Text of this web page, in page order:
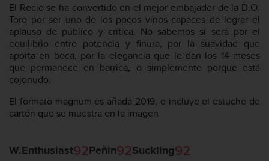
El Recio se ha convertido en el mejor embajador de la D.O.
Toro por ser uno de los pocos vinos capaces de lograr el
aplauso de público y crítica. No sabemos si será por el
equilibrio entre potencia y finura, por la suavidad que
aporta en boca, por la elegancia que le dan los 14 meses
que permanece en barrica, o simplemente porque está
cojonudo.
El formato magnum es añada 2019, e incluye el estuche de
cartón que se muestra en la imagen
W.Enthusiast92Peñin92Suckling92